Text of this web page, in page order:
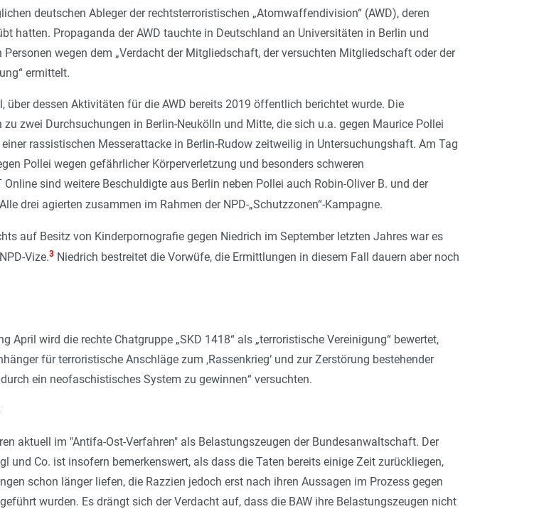
deutschen Ableger der rechts­terroristischen „Atomwaffendivision“ (AWD), deren
hatten. Propaganda der AWD tauchte in Deutschland an Universitäten in Berlin und
wegen dem „Verdacht der Mitgliedschaft, der versuchten Mitgliedschaft oder der
ermittelt.
über dessen Aktivitäten für die AWD bereits 2019 öffentlich berichtet wurde. Die
zwei Durchsuchungen in Berlin-Neukölln und Mitte, die sich u.a. gegen Maurice Pollei
rassistischen Messerattacke in Berlin-Rudow zeitweilig in Untersuchungshaft. Am Tag
Pollei wegen gefährlicher Körperverletzung und besonders schweren
sind weitere Beschuldigte aus Berlin neben Pollei auch Robin-Oliver B. und der
Alle drei agierten zusammen im Rahmen der NPD-­„Schutzzonen“-Kampagne.
auf Besitz von Kinderpornografie gegen Niedrich im September letzten Jahres war es
Vize.3 Niedrich bestreitet die Vorwüfe, die Ermittlungen in diesem Fall dauern aber noch
April wird die rechte Chatgruppe „SKD 1418“ als „terroristische Vereinigung“ bewertet,
für terroristische Anschläge zum ‚Rassenkrieg‘ und zur Zerstörung bestehender
ein neofaschistisches System zu gewinnen“ versuchten.
aktuell im "Antifa-Ost-Verfahren" als Belastungszeugen der Bundesanwaltschaft. Der
und Co. ist insofern bemerkenswert, als dass die Taten bereits einige Zeit zurückliegen,
schon länger liefen, die Razzien jedoch erst nach ihren Aussagen im Prozess gegen
wurden. Es drängt sich der Verdacht auf, dass die BAW ihre Belastungszeugen nicht